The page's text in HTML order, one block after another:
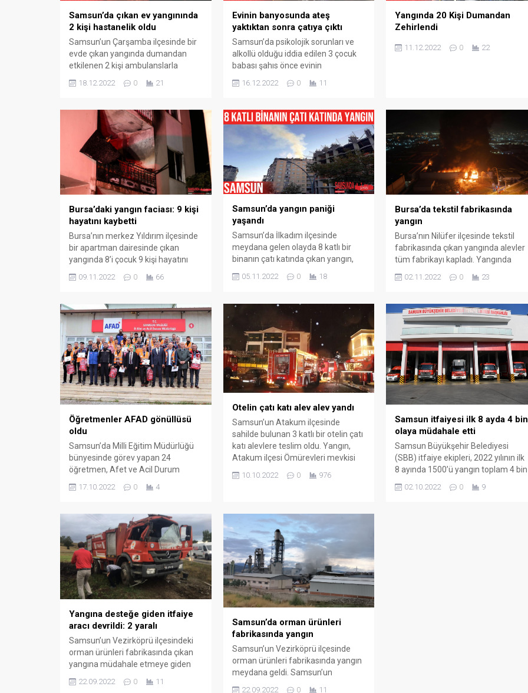
Samsun’da çıkan ev yangınında
2 kişi hastanelik oldu
Samsun’un Çarşamba ilçesinde bir
evde çıkan yangında dumandan
etkilenen 2 kişi ambulanslarla
ilçesinin Çınarlık Mahallesi’nde
Edinilen bilgiye göre, 3 katlı bir
binanın ikinci katındaki evde yangın
çıktı. Olay yerine itfaiye, jandarma
ve sağlık ekipleri sevk edildi. Dikbıyık
Jandarma Komutanlığı ekipleri
yangın yerinde...
18.12.2022 0 21
Evinin banyosunda ateş
yaktıktan sonra çatıya çıktı
Samsun’da psikolojik sorunları ve
alkollü olduğu iddia edilen 3 çocuk
babası şahıs önce evinin
çıktı. Olay, Zeytinlik Mahallesi
katlı bir apartmanda meydana geldi.
Psikolojik sorunları olduğu iddia
edilen 3 çocuk babası A. K. İsimli
şahıs saat 20.00 sıralarında evinin
banyosunda...
16.12.2022 0 11
Yangında 20 Kişi Dumandan
Zehirlendi
11.12.2022 0 22
Bursa’daki yangın faciası: 9 kişi
hayatını kaybetti
Bursa’nın merkez Yıldırım ilçesinde
bir apartman dairesinde çıkan
yangında 8’i çocuk 9 kişi hayatını
kaybetti. Bursa’nın merkez Yıldırım
ilçesinde bir apartman dairesinde
hayatını kaybetti. Yangında
dumandan etkilenen baba ve 3
kişilik komşu aile ise hastaneye
kaldırıldı. Bursa Valisi Yakup
Canbolat, yaşları 3 ile 10...
09.11.2022 0 66
Samsun’da yangın paniği
yaşandı
Samsun’da İlkadım ilçesinde
meydana gelen olayda 8 katlı bir
binanın çatı katında çıkan yangın,
sabah saat 08.00 sıralarında İlkadım
Caddesi üzerinde bulunan 8 katlı
Anıl Akyüz Apartmanı’nın çatı
katında meydana geldi. Henüz çıkış
nedeni belli olmayan yangın, kısa
sürede büyüyünce dumanlar...
05.11.2022 0 18
Bursa’da tekstil fabrikasında
yangın
Bursa’nın Nilüfer ilçesinde tekstil
fabrikasında çıkan yangında alevler
tüm fabrikayı kapladı. Yangında
zaman zaman patlamaların olduğu
görülürken duvarlarında çökmeler
sahibi de endişeli gözlerle
çalışmaları izledi. Yangın ve
çalışmalar dron ile havadan
görüntülendi. Yangın, saat 20.00
sıralarında Bursa Nilüfer ilçesi
Minareliçavuş Mahallesi’ndeki
Nilüfer Organize Sanayi Bölgesi’nde
(NOSAB)...
02.11.2022 0 23
Öğretmenler AFAD gönüllüsü
oldu
Samsun’da Milli Eğitim Müdürlüğü
bünyesinde görev yapan 24
öğretmen, Afet ve Acil Durum
Yönetimi (AFAD) gönüllüsü oldu.
Samsun’da Milli Eğitim Müdürlüğü
öğretmen, Afet ve Acil Durum
Yönetimi (AFAD) gönüllüsü oldu.
Samsun’da ilk olan öğretmenler
AFAD Arama ve Kurtarma Birimi
gönüllüsü olarak belgelerini aldı.
Samsun’da hafif arama...
17.10.2022 0 4
Otelin çatı katı alev alev yandı
Samsun’un Atakum ilçesinde
sahilde bulunan 3 katlı bir otelin çatı
katı alevlere teslim oldu. Yangın,
Atakum ilçesi Ömürevleri mevkisi
bulunan bir otelde akşam
çatısında henüz bilinmeyen bir
nedenle yangın çıktı. Alevler kısa
sürede çatı katını kapladı. Otelde
konaklayan...
10.10.2022 0 976
Samsun itfaiyesi ilk 8 ayda 4 bin
olaya müdahale etti
Samsun Büyükşehir Belediyesi
(SBB) itfaiye ekipleri, 2022 yılının ilk
8 ayında 1500’ü yangın toplam 4 bin
olaya müdahale etti. SBB İtfaiye
Daire Başkanlığı tarafından 2022 yılı
02.10.2022 0 9
Yangına desteğe giden itfaiye
aracı devrildi: 2 yaralı
Samsun’un Vezirköprü ilçesindeki
orman ürünleri fabrikasında çıkan
yangına müdahale etmeye giden
Şarampole devrilen itfaiye
22.09.2022 0 11
Samsun’da orman ürünleri
fabrikasında yangın
Samsun’un Vezirköprü ilçesinde
orman ürünleri fabrikasında yangın
meydana geldi. Samsun’un
22.09.2022 0 11